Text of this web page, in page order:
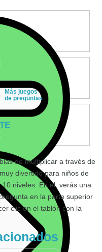
Más juegos
de preguntas
de multiplicar a través de
divertido para niños de
niveles. En él, verás una
en la parte superior
clic en el tablón con la